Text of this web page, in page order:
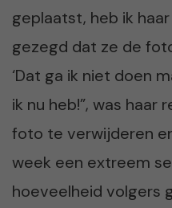
geplaatst, heb ik
gezegd dat ze de
‘Dat ga ik niet doen
ik nu heb!”, was haar
foto te verwijderen
week een extreem
hoeveelheid volgers